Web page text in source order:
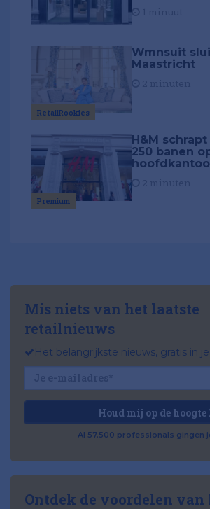
RetailRookies
Wmnsuit
Maastricht
Premium
H&M
250 banen
Mis niets van het laatste
retailnieuws
Het belangrijkste nieuws, gratis in
Houd mij op de hoogte
Al 57.500 professionals gingen
Ontdek de voordelen van